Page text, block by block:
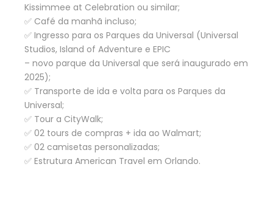
Kissimmee at Celebration ou similar;
✅ Café da manhã incluso;
✅ Ingresso para os Parques da Universal (Universal
Studios, Island of Adventure e EPIC
– novo parque da Universal que será inaugurado em
2025);
✅ Transporte de ida e volta para os Parques da
Universal;
✅ Tour a CityWalk;
✅ 02 tours de compras + ida ao Walmart;
✅ 02 camisetas personalizadas;
✅ Estrutura American Travel em Orlando.